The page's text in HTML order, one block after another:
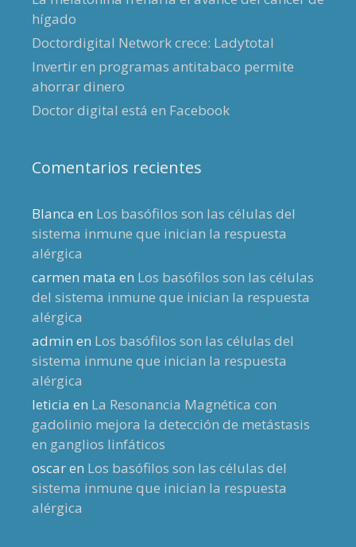
hígado
Doctordigital Network crece: Ladytotal
Invertir en programas antitabaco permite
ahorrar dinero
Doctor digital está en Facebook
Comentarios recientes
Blanca en Los basófilos son las células del
sistema inmune que inician la respuesta
alérgica
carmen mata en Los basófilos son las células
del sistema inmune que inician la respuesta
alérgica
admin en Los basófilos son las células del
sistema inmune que inician la respuesta
alérgica
leticia en La Resonancia Magnética con
gadolinio mejora la detección de metástasis
en ganglios linfáticos
oscaren Los basófilos son las células del
sistema inmune que inician la respuesta
alérgica